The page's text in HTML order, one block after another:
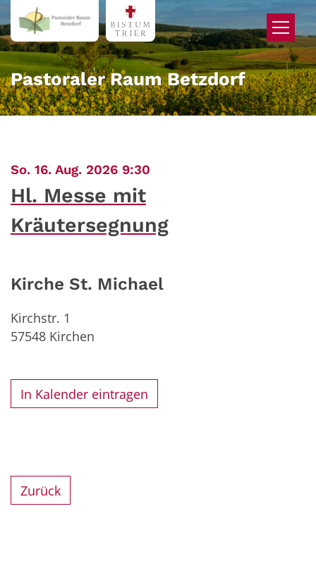
Zum Inhalt springen
Pastoraler Raum Betzdorf
So. 16. Aug. 2026 9:30
Hl. Messe mit
Kräutersegnung
Kirche St. Michael
Kirchstr. 1
57548 Kirchen
In Kalender eintragen
Zurück